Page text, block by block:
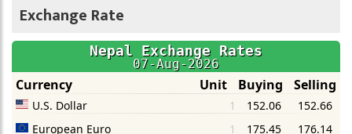
Exchange Rate